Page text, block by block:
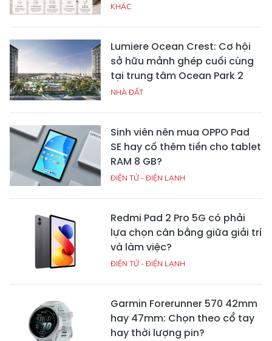
KHÁC
Lumiere Ocean Crest: Cơ hội
sở hữu mảnh ghép cuối cùng
tại trung tâm Ocean Park 2
NHÀ ĐẤT
Sinh viên nên mua OPPO Pad
SE hay cố thêm tiền cho tablet
RAM 8 GB?
ĐIỆN TỬ - ĐIỆN LẠNH
Redmi Pad 2 Pro 5G có phải
lựa chọn cân bằng giữa giải trí
và làm việc?
ĐIỆN TỬ - ĐIỆN LẠNH
Garmin Forerunner 570 42mm
hay 47mm: Chọn theo cổ tay
hay thời lượng pin?